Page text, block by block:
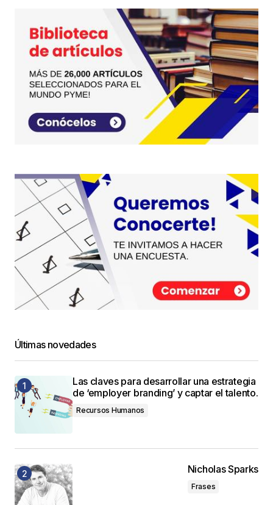
Últimas novedades
Las claves para desarrollar una estrategia
de ‘employer branding’ y captar el talento.
Recursos Humanos
Nicholas Sparks
Frases